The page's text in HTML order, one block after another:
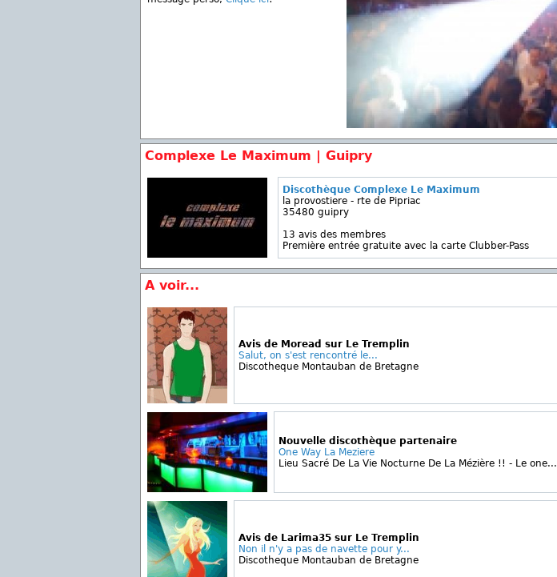
Complexe Le Maximum | Guipry
Discothèque Complexe Le Maximum
la provostiere - rte de Pipriac
35480 guipry
13 avis des membres
Première entrée gratuite avec la carte Clubber-Pass
A voir...
Avis de Moread sur Le Tremplin
Salut, on s'est rencontré le...
Discotheque Montauban de Bretagne
Nouvelle discothèque partenaire
One Way La Meziere
Lieu Sacré De La Vie Nocturne De La Mézière !! - Le one...
Avis de Larima35 sur Le Tremplin
Non il n'y a pas de navette pour y...
Discotheque Montauban de Bretagne